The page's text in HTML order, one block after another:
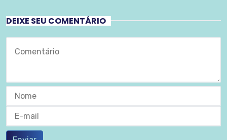
DEIXE SEU COMENTÁRIO